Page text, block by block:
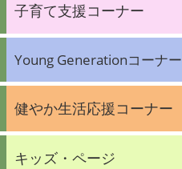
子育て支援コーナー
Young Generationコーナー
健やか生活応援コーナー
キッズ・ページ